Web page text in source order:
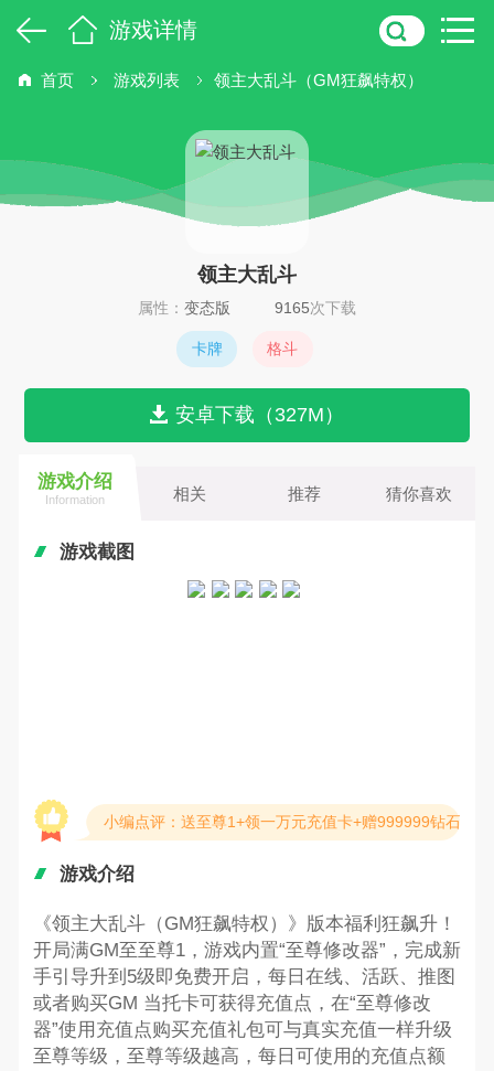
游戏详情
首页 游戏列表 领主大乱斗（GM狂飙特权）
领主大乱斗
属性： 变态版 9165次下载
卡牌 格斗
安卓下载（327M）
游戏介绍
Information 相关 推荐 猜你喜欢
游戏截图
小编点评：送至尊1+领一万元充值卡+赠999999钻石
游戏介绍
《领主大乱斗（GM狂飙特权）》版本福利狂飙升！
开局满GM至至尊1，游戏内置“至尊修改器”，完成新
手引导升到5级即免费开启，每日在线、活跃、推图
或者购买GM 当托卡可获得充值点，在“至尊修改
器”使用充值点购买充值礼包可与真实充值一样升级
至尊等级，至尊等级越高，每日可使用的充值点额